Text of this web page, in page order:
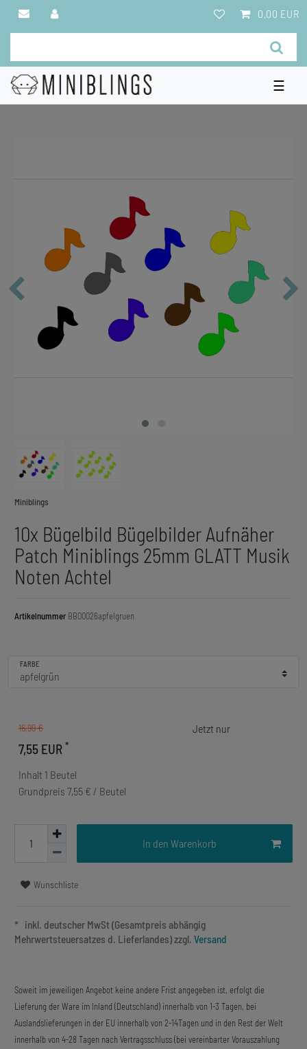
0,00 EUR
☰
Miniblings
10x Bügelbild Bügelbilder Aufnäher
Patch Miniblings 25mm GLATT Musik
Noten Achtel
Artikelnummer BB00026apfelgruen
FARBE
16,99 €
7,55 EUR *
Inhalt 1 Beutel
Grundpreis 7,55 € / Beutel
In den Warenkorb
Wunschliste
* inkl. deutscher MwSt (Gesamtpreis abhängig
Mehrwertsteuersatzes d. Lieferlandes) zzgl. Versand
Soweit im jeweiligen Angebot keine andere Frist angegeben ist, erfolgt die
Lieferung der Ware im Inland (Deutschland) innerhalb von 1-3 Tagen, bei
Auslandslieferungen in der EU innerhalb von 2-14Tagen und in den Rest der Welt
innerhalb von 4-28 Tagen nach Vertragsschluss (bei vereinbarter Vorauszahlung